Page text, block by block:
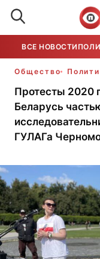
ВСЕ НОВОСТИ
Общество
Протесты 2020
Беларусь
ГУЛАГа